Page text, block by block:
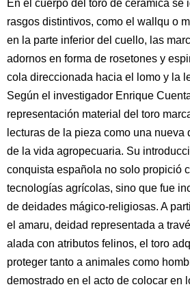
En el cuerpo del toro de cerámica se
rasgos distintivos, como el wallqu o
en la parte inferior del cuello, las
adornos en forma de rosetones y
cola direccionada hacia el lomo y la
Según el investigador Enrique
representación material del toro
lecturas de la pieza como una nueva
de la vida agropecuaria. Su
conquista española no solo propició
tecnologías agrícolas, sino que fue
de deidades mágico-religiosas. A
el amaru, deidad representada a
alada con atributos felinos, el toro
proteger tanto a animales como
demostrado en el acto de colocar en